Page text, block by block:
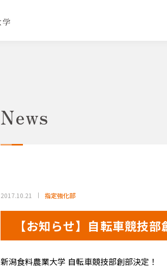
News
2017.10.21 指定強化部
【お知らせ】自転車競技部
新潟食料農業大学 自転車競技部創部決定！